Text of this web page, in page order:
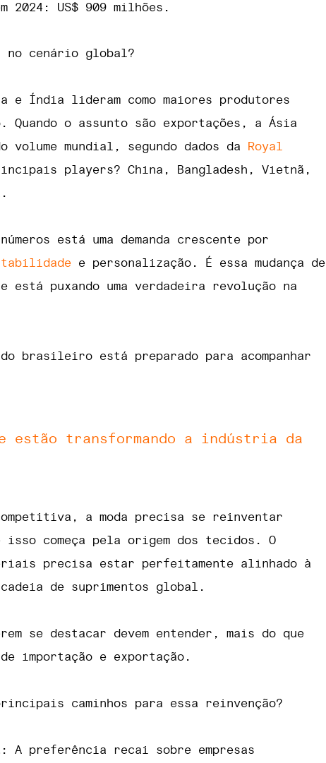
2024: US$ 909 milhões.
no cenário global?
e Índia lideram como maiores produtores
Quando o assunto são exportações, a Ásia
volume mundial, segundo dados da Royal
players? China, Bangladesh, Vietnã,
está uma demanda crescente por
e personalização. É essa mudança de
está puxando uma verdadeira revolução na
brasileiro está preparado para acompanhar
estão transformando a indústria da
a moda precisa se reinventar
isso começa pela origem dos tecidos. O
precisa estar perfeitamente alinhado à
cadeia de suprimentos global.
se destacar devem entender, mais do que
importação e exportação.
caminhos para essa reinvenção?
: A preferência recai sobre empresas